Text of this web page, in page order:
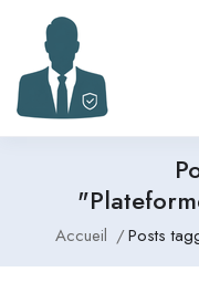
Accueil Posts